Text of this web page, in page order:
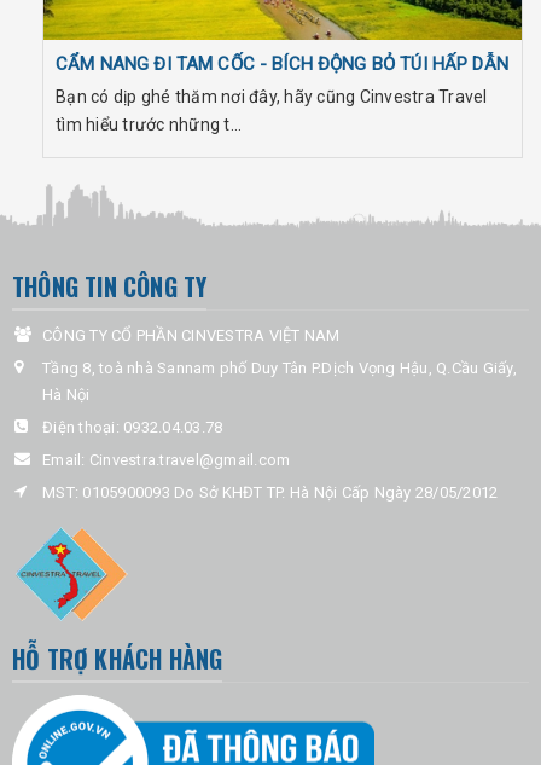
CẨM NANG ĐI TAM CỐC - BÍCH ĐỘNG BỎ TÚI HẤP DẪN
Bạn có dịp ghé thăm nơi đây, hãy cũng Cinvestra Travel
tìm hiểu trước những t...
THÔNG TIN CÔNG TY
CÔNG TY CỔ PHẦN CINVESTRA VIỆT NAM
Tầng 8, toà nhà Sannam phố Duy Tân P.Dịch Vọng Hậu, Q.Cầu Giấy,
Hà Nội
Điện thoại: 0932.04.03.78
Email: Cinvestra.travel@gmail.com
MST: 0105900093 Do Sở KHĐT TP. Hà Nội Cấp Ngày 28/05/2012
HỖ TRỢ KHÁCH HÀNG